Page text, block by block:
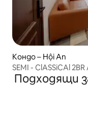
Кондо – Hội An
SEMI - ClASSiCAl
OldTown
Подходящи